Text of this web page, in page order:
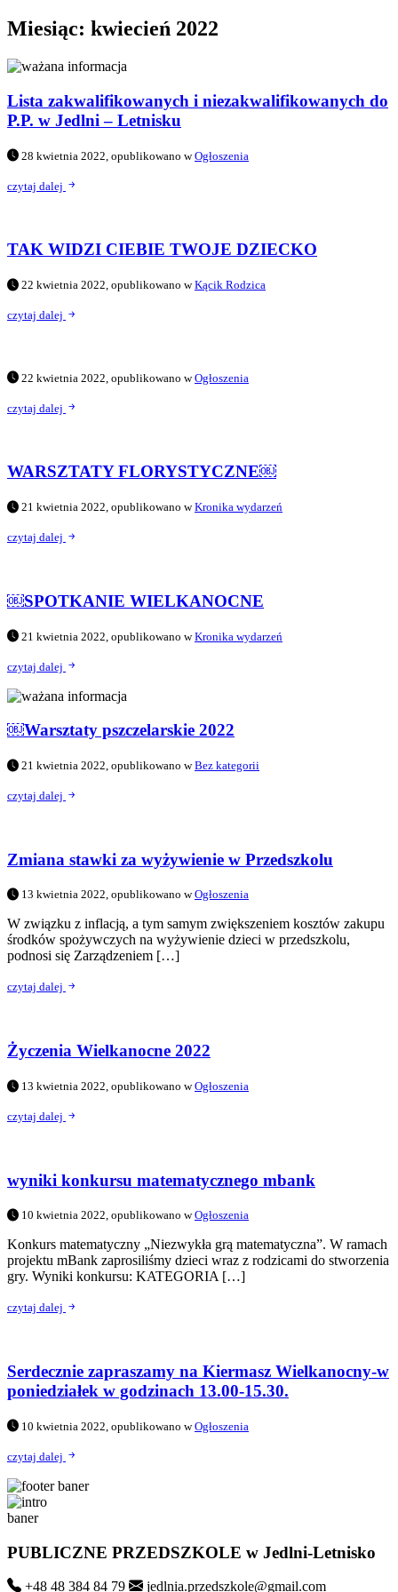
Miesiąc: kwiecień 2022
Lista zakwalifikowanych i niezakwalifikowanych do
P.P. w Jedlni – Letnisku
28 kwietnia 2022, opublikowano wOgłoszenia
czytaj dalej
TAK WIDZI CIEBIE TWOJE DZIECKO
22 kwietnia 2022, opublikowano wKącik Rodzica
czytaj dalej
22 kwietnia 2022, opublikowano wOgłoszenia
czytaj dalej
WARSZTATY FLORYSTYCZNE￼
21 kwietnia 2022, opublikowano wKronika wydarzeń
czytaj dalej
￼SPOTKANIE WIELKANOCNE
21 kwietnia 2022, opublikowano wKronika wydarzeń
czytaj dalej
￼Warsztaty pszczelarskie 2022
21 kwietnia 2022, opublikowano wBez kategorii
czytaj dalej
Zmiana stawki za wyżywienie w Przedszkolu
13 kwietnia 2022, opublikowano wOgłoszenia
W związku z inflacją, a tym samym zwiększeniem kosztów zakupu
środków spożywczych na wyżywienie dzieci w przedszkolu,
podnosi się Zarządzeniem […]
czytaj dalej
Życzenia Wielkanocne 2022
13 kwietnia 2022, opublikowano wOgłoszenia
czytaj dalej
wyniki konkursu matematycznego mbank
10 kwietnia 2022, opublikowano wOgłoszenia
Konkurs matematyczny „Niezwykła grą matematyczna”. W ramach
projektu mBank zaprosiliśmy dzieci wraz z rodzicami do stworzenia
gry. Wyniki konkursu: KATEGORIA […]
czytaj dalej
Serdecznie zapraszamy na Kiermasz Wielkanocny-w
poniedziałek w godzinach 13.00-15.30.
10 kwietnia 2022, opublikowano wOgłoszenia
czytaj dalej
PUBLICZNE PRZEDSZKOLE w Jedlni-Letnisko
+48 48 384 84 79 jedlnia.przedszkole@gmail.com